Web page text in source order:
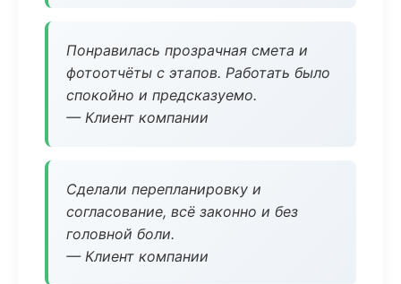
Понравилась прозрачная смета и
фотоотчёты с этапов. Работать было
спокойно и предсказуемо.
— Клиент компании
Сделали перепланировку и
согласование, всё законно и без
головной боли.
— Клиент компании